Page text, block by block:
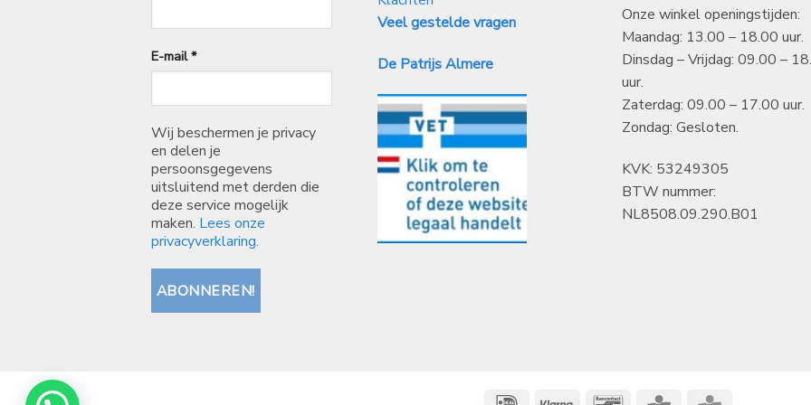
E-mail*
Wij beschermen je privacy
en delen je
persoonsgegevens
uitsluitend met derden die
deze service mogelijk
maken. Lees onze
privacyverklaring.
Veel gestelde vragen
De Patrijs Almere
Onze winkel openingstijden:
Maandag: 13.00 – 18.00 uur.
Dinsdag – Vrijdag: 09.00 –
uur.
Zaterdag: 09.00 – 17.00 uur.
Zondag: Gesloten.
KVK: 53249305
BTW nummer:
NL8508.09.290.B01